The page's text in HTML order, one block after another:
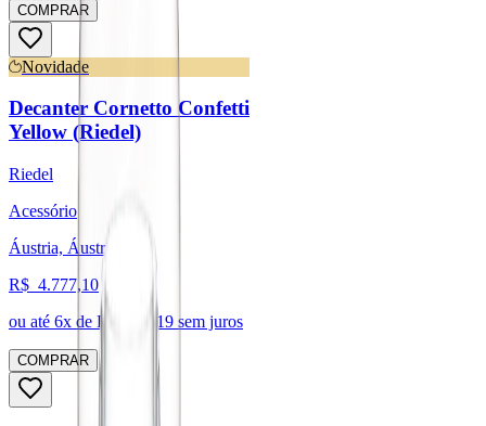
COMPRAR
Novidade
Decanter Cornetto Confetti
Yellow (Riedel)
Riedel
Acessório
Áustria, Áustria
R$ 4.777,10
ou até 6x de R$ 796,19 sem juros
COMPRAR